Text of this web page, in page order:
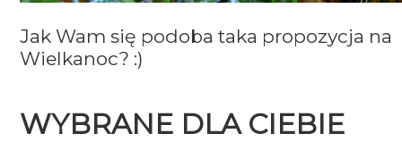
Jak Wam się podoba taka propozycja na
Wielkanoc? :)
WYBRANE DLA CIEBIE